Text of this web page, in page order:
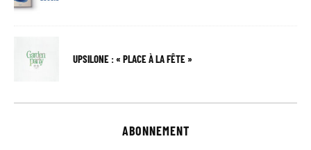
UPSILONE : « PLACE À LA FÊTE »
ABONNEMENT